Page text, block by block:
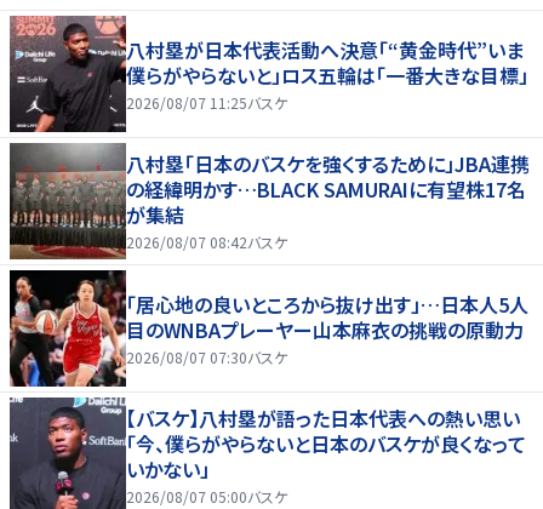
八村塁が日本代表活動へ決意「“黄金時代”いま
僕らがやらないと」ロス五輪は「一番大きな目標」
2026/08/07 11:25バスケ
八村塁「日本のバスケを強くするために」JBA連携
の経緯明かす…BLACK SAMURAIに有望株17名
が集結
2026/08/07 08:42バスケ
「居心地の良いところから抜け出す」…日本人5人
目のWNBAプレーヤー山本麻衣の挑戦の原動力
2026/08/07 07:30バスケ
【バスケ】八村塁が語った日本代表への熱い思い
「今、僕らがやらないと日本のバスケが良くなって
いかない」
2026/08/07 05:00バスケ